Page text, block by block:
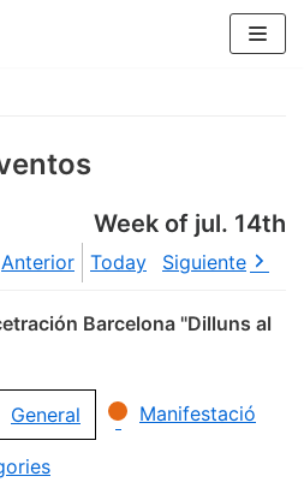
Week of jul. 14th
Anterior Today Siguiente
Barcelona "Dilluns al
General Manifestació